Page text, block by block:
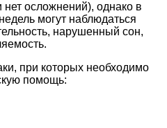
осложнений), однако в
могут наблюдаться
нарушенный сон,
при которых необходимо
помощь: